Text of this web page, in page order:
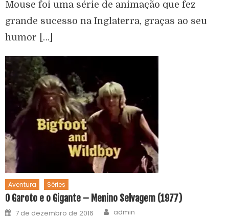
Mouse foi uma série de animação que fez
grande sucesso na Inglaterra, graças ao seu
humor […]
Aventura Séries
O Garoto e o Gigante – Menino Selvagem (1977)
7 de dezembro de 2016 admin